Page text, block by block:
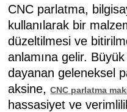
CNC parlatma,
kullanılarak bir
düzeltilmesi ve
anlamına gelir.
dayanan geleneksel
aksine,CNC parlatma
hassasiyet ve